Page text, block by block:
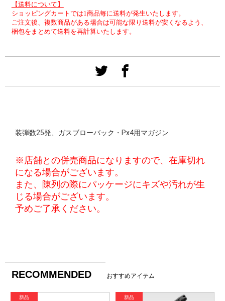
【送料について】
ショッピングカートでは1商品毎に送料が発生いたします。
ご注文後、複数商品がある場合は可能な限り送料が安くなるよう、
梱包をまとめて送料を再計算いたします。
装弾数25発、ガスブローバック・Px4用マガジン
※店舗との併売商品になりますので、在庫切れ
になる場合がございます。
また、陳列の際にパッケージにキズや汚れが生
じる場合がございます。
予めご了承ください。
RECOMMENDED おすすめアイテム